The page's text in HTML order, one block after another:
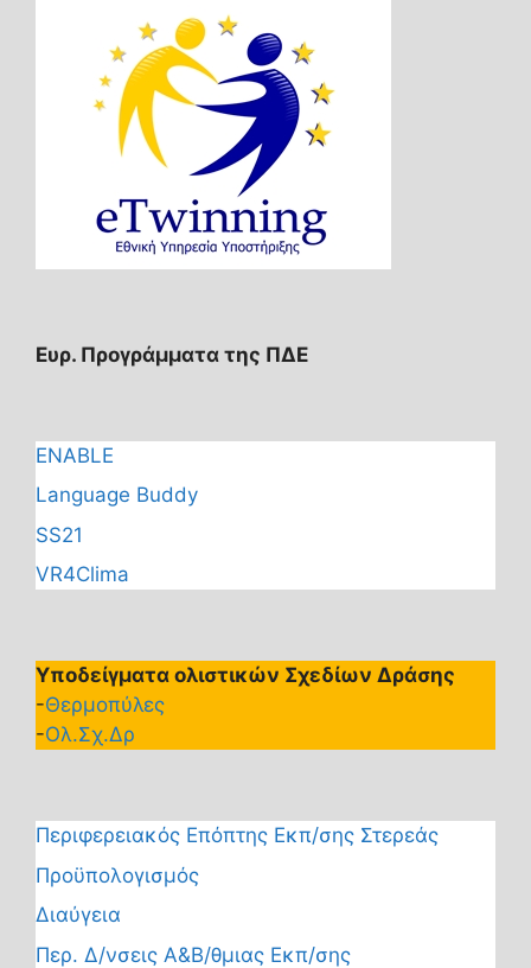
Ευρ. Προγράμματα της ΠΔΕ
ENABLE
Language Buddy
SS21
VR4Clima
Υποδείγματα ολιστικών Σχεδίων Δράσης
-Θερμοπύλες
-Ολ.Σχ.Δρ
Περιφερειακός Επόπτης Εκπ/σης Στερεάς
Προϋπολογισμός
Διαύγεια
Περ. Δ/νσεις Α&Β/θμιας Εκπ/σης